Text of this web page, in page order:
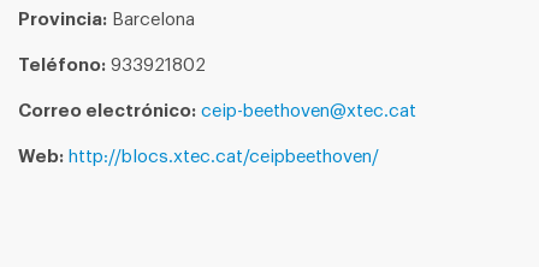
Provincia: Barcelona
Teléfono: 933921802
Correo electrónico: ceip-beethoven@xtec.cat
Web: http://blocs.xtec.cat/ceipbeethoven/